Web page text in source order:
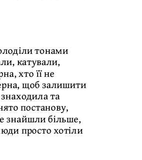
тонами
катували,
хто її не
щоб залишити
та
постанову,
знайшли більше,
просто хотіли